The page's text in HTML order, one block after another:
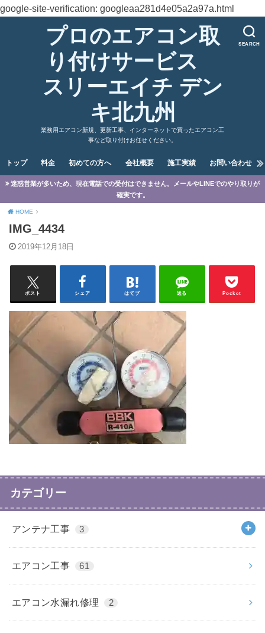
google-site-verification: googleaa281d4e05a2a97a.html
SEARCH
プロのエアコン取
り付けサービス
スリーエイチ デン
キ北九州
業務用エアコン新規、更新工事、インターネットで買ったエアコン工
事など取り付けお任せください。
トップ 料金 初めての方へ 会社概要 施工実績 お問い合わせ
迷惑営業が多いため、現在電話での受付はできません。メールやLINEでのやり取りが
確実です。
HOME
IMG_4434
2019年12月18日
ポスト シェア はてブ 送る Pocket
カテゴリー
アンテナ工事 3
エアコン工事 61
エアコン水漏れ修理 2